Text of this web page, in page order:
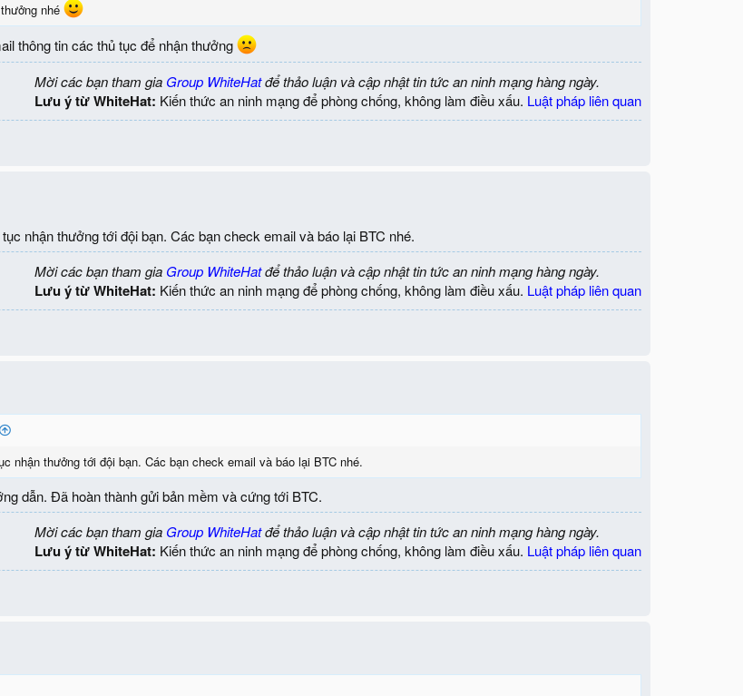
nhé
thông tin các thủ tục để nhận thưởng
Mời các bạn tham gia Group WhiteHatđể thảo luận và cập nhật tin tức an ninh mạng hàng ngày.
Lưu ý từ WhiteHat: Kiến thức an ninh mạng để phòng chống, không làm điều xấu. Luật pháp liên quan
nhận thưởng tới đội bạn. Các bạn check email và báo lại BTC nhé.
Mời các bạn tham gia Group WhiteHatđể thảo luận và cập nhật tin tức an ninh mạng hàng ngày.
Lưu ý từ WhiteHat: Kiến thức an ninh mạng để phòng chống, không làm điều xấu. Luật pháp liên quan
nhận thưởng tới đội bạn. Các bạn check email và báo lại BTC nhé.
dẫn. Đã hoàn thành gửi bản mềm và cứng tới BTC.
Mời các bạn tham gia Group WhiteHatđể thảo luận và cập nhật tin tức an ninh mạng hàng ngày.
Lưu ý từ WhiteHat: Kiến thức an ninh mạng để phòng chống, không làm điều xấu. Luật pháp liên quan